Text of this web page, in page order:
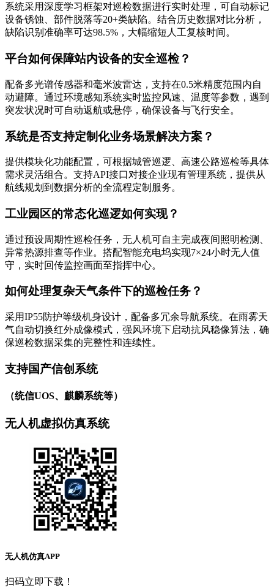
系统采用深度学习框架对巡检数据进行实时处理，可自动标记
设备锈蚀、部件脱落等20+类缺陷。结合历史数据对比分析，
缺陷识别准确率可达98.5%，大幅缩短人工复核时间。
平台如何保障站内设备的安全巡检？
配备多光谱传感器和毫米波雷达，支持在0.5米精度范围内自
动避障。通过环境感知系统实时监控风速、温度等参数，遇到
突发状况时可自动返航或悬停，确保设备与飞行安全。
系统是否支持定制化业务场景解决方案？
提供模块化功能配置，可根据城管巡逻、高速公路巡检等具体
需求灵活组合。支持API接口对接企业现有管理系统，提供从
航线规划到数据分析的全流程定制服务。
工业园区的常态化巡逻如何实现？
通过预设周期性巡检任务，无人机可自主完成夜间照明检测、
异常热源排查等作业。搭配智能充电坞实现7×24小时无人值
守，实时回传监控画面至指挥中心。
如何处理复杂天气条件下的巡检任务？
采用IP55防护等级机身设计，配备多冗余导航系统。在雨雾天
气自动切换红外成像模式，强风环境下启动抗风稳像算法，确
保巡检数据采集的完整性和连续性。
支持国产信创系统
（统信UOS、麒麟系统等）
无人机虚拟仿真系统
无人机仿真APP
扫码立即下载！